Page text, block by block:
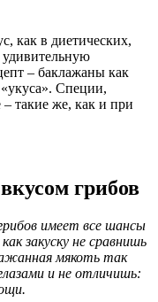
как в диетических,
– баклажаны как
Специи,
такие же, как и при
грибов
имеет все шансы
закуску не сравнишь
мякоть так
и не отличишь: